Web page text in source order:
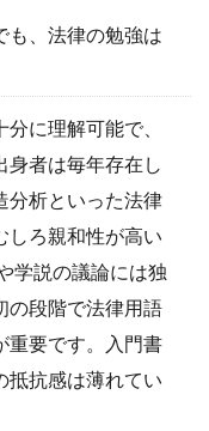
も、法律の勉強は
に理解可能で、
者は毎年存在し
分析といった法律
しろ親和性が高い
学説の議論には独
の段階で法律用語
重要です。入門書
抵抗感は薄れてい